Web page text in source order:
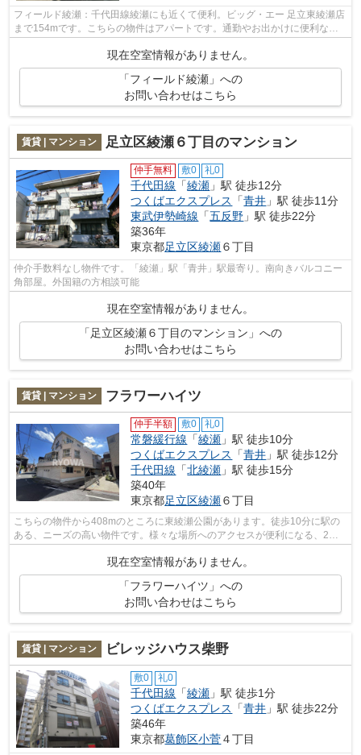
フィールド綾瀬：千代田線綾瀬にも近くて便利。ビッグ・エー 足立東綾瀬店
まで154mです。こちらの物件はアパートです。通勤やお出かけに便利な、
現在空室情報がありません。
「フィールド綾瀬」への
お問い合わせはこちら
賃貸 | マンション 足立区綾瀬６丁目のマンション
仲手無料 敷0 礼0
千代田線 「綾瀬 」駅 徒歩12分
つくばエクスプレス
「青井 」駅 徒歩11分
東武伊勢崎線 「五反野 」駅 徒歩22分
築36年
東京都足立区綾瀬６丁目
仲介手数料なし物件です。「綾瀬」駅「青井」駅最寄り。南向きバルコニー
角部屋。外国籍の方相談可能
現在空室情報がありません。
「足立区綾瀬６丁目のマンション」への
お問い合わせはこちら
賃貸 | マンション フラワーハイツ
仲手半額 敷0 礼0
常磐緩行線 「綾瀬 」駅 徒歩10分
つくばエクスプレス
「青井 」駅 徒歩12分
千代田線 「北綾瀬 」駅 徒歩15分
築40年
東京都足立区綾瀬６丁目
こちらの物件から408mのところに東綾瀬公園があります。徒歩10分に駅の
ある、ニーズの高い物件です。様々な場所へのアクセスが便利になる、2駅
現在空室情報がありません。
「フラワーハイツ」への
お問い合わせはこちら
賃貸 | マンション ビレッジハウス柴野
敷0 礼0
千代田線 「綾瀬 」駅 徒歩1分
つくばエクスプレス
「青井 」駅 徒歩22分
築46年
東京都葛飾区小菅４丁目